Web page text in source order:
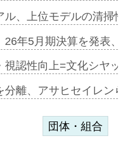
ル、上位モデルの清
26年5月期決算を発表
視認性向上=文化シヤ
分離、アサヒセイレ
団体・組合